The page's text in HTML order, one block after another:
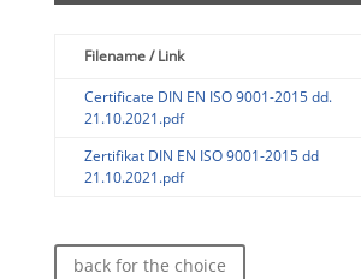
Filename / Link
Certificate DIN EN ISO 9001-2015 dd.
21.10.2021.pdf
Zertifikat DIN EN ISO 9001-2015 dd
21.10.2021.pdf
back for the choice